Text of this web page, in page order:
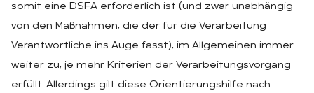
somit eine DSFA erforderlich ist (und zwar unabhängig
von den Maßnahmen, die der für die Verarbeitung
Verantwortliche ins Auge fasst), im Allgemeinen immer
weiter zu, je mehr Kriterien der Verarbeitungsvorgang
erfüllt. Allerdings gilt diese Orientierungshilfe nach